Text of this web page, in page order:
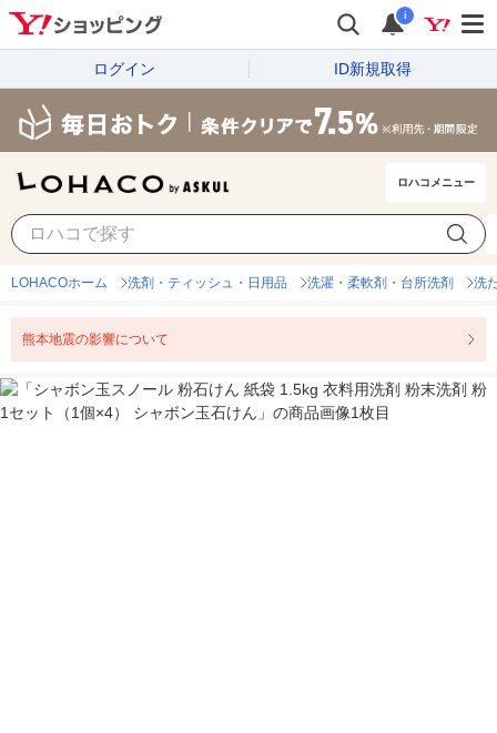
i
ログイン ID新規取得
ロハコメニュー
LOHACOホーム 洗剤・ティッシュ・日用品 洗濯・柔軟剤・台所洗剤 洗
熊本地震の影響について